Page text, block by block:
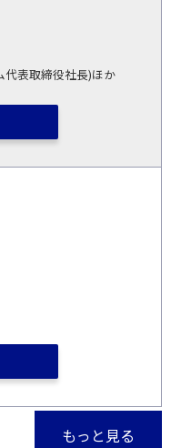
代表取締役社長)ほか
もっと見る